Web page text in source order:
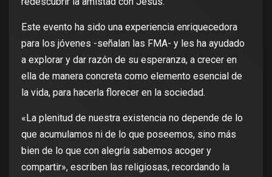
Este evento ha sido una experiencia enriquecedora
para los jóvenes -señalan las FMA- y les ha ayudado
a explorar y dar razón de su esperanza, a crecer en
ella de manera concreta como elemento esencial de
la vida, para hacerla florecer en la sociedad.
«La plenitud de nuestra existencia no depende de lo
que acumulamos ni de lo que poseemos, sino más
bien de lo que con alegría sabemos acoger y
compartir», escriben las religiosas, recordando la